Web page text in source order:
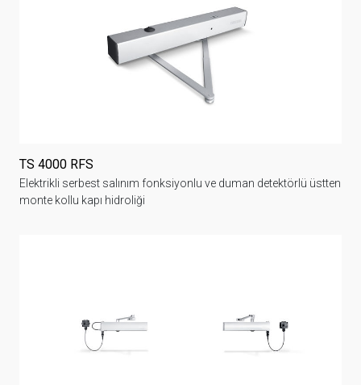
TS 4000 RFS
Elektrikli serbest salınım fonksiyonlu ve duman detektörlü üstten
monte kollu kapı hidroliği